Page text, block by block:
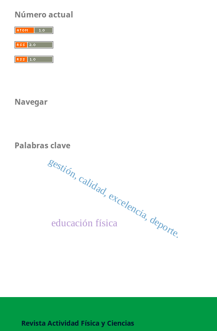
Número actual
Navegar
Palabras clave
educación física
gestión, calidad, excelencia, deporte.
Revista Actividad Física y Ciencias